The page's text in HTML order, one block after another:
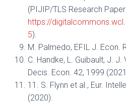
(PIJIP/TLS Research
https://
5).
M. Palmedo, EFIL J. Econ.
C. Handke, L. Guibault, J. J.
Decis. Econ. 42, 1999
11. S. Flynn et al., Eur.
(2020).